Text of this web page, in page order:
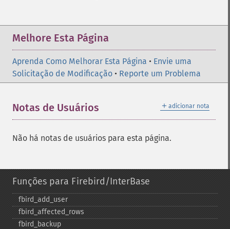
Melhore Esta Página
Aprenda Como Melhorar Esta Página • Envie uma
Solicitação de Modificação • Reporte um Problema
＋ adicionar nota
Notas de Usuários
Não há notas de usuários para esta página.
Funções para Firebird/InterBase
fbird_​add_​user
fbird_​affected_​rows
fbird_​backup